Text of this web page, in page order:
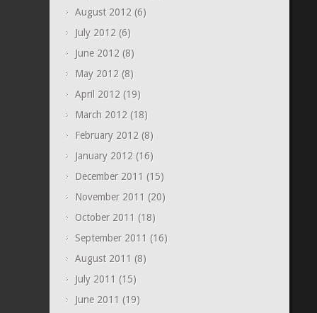
August 2012(6)
July 2012(6)
June 2012(8)
May 2012(8)
April 2012(19)
March 2012(18)
February 2012(8)
January 2012(16)
December 2011 (15)
November 2011 (20)
October 2011 (18)
September 2011 (16)
August 2011 (8)
July 2011 (15)
June 2011 (19)